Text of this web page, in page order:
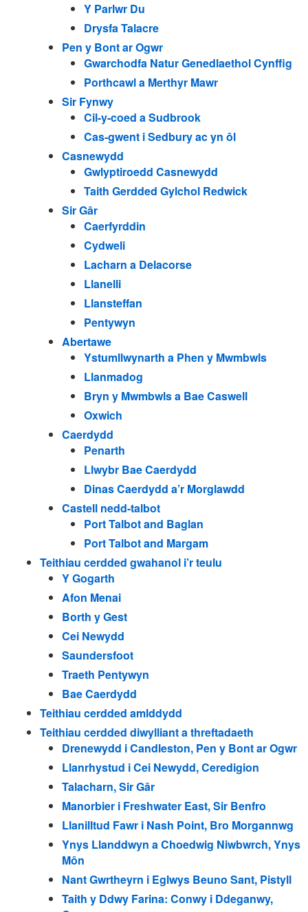
Y Parlwr Du
Drysfa Talacre
Pen y Bont ar Ogwr
Gwarchodfa Natur Genedlaethol Cynffig
Porthcawl a Merthyr Mawr
Sir Fynwy
Cil-y-coed a Sudbrook
Cas-gwent i Sedbury ac yn ôl
Casnewydd
Gwlyptiroedd Casnewydd
Taith Gerdded Gylchol Redwick
Sir Gâr
Caerfyrddin
Cydweli
Lacharn a Delacorse
Llanelli
Llansteffan
Pentywyn
Abertawe
Ystumllwynarth a Phen y Mwmbwls
Llanmadog
Bryn y Mwmbwls a Bae Caswell
Oxwich
Caerdydd
Penarth
Llwybr Bae Caerdydd
Dinas Caerdydd a’r Morglawdd
Castell nedd-talbot
Port Talbot and Baglan
Port Talbot and Margam
Teithiau cerdded gwahanol i’r teulu
Y Gogarth
Afon Menai
Borth y Gest
Cei Newydd
Saundersfoot
Traeth Pentywyn
Bae Caerdydd
Teithiau cerdded amlddydd
Teithiau cerdded diwylliant a threftadaeth
Drenewydd i Candleston, Pen y Bont ar Ogwr
Llanrhystud i Cei Newydd, Ceredigion
Talacharn, Sir Gâr
Manorbier i Freshwater East, Sir Benfro
Llanilltud Fawr i Nash Point, Bro Morgannwg
Ynys Llanddwyn a Choedwig Niwbwrch, Ynys
Môn
Nant Gwrtheyrn i Eglwys Beuno Sant, Pistyll
Taith y Ddwy Farina: Conwy i Ddeganwy,